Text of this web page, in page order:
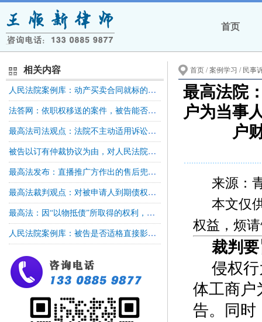
首页
相关内容
人民法院案例库：动产买卖合同就标的物所有权约定保留的，未经在中国人民银行征信中心登记，不得对抗善意第三人
法答网：依职权移送的案件，被告能否提出管辖异议？
最高法司法观点：法院不主动适用诉讼时效，但法官对是否超过诉讼时效可以进行消极释明
被告以订有仲裁协议为由，对人民法院受理公司解散纠纷案件提出异议的，人民法院不予支持
最高法发布：直播推广方作出的售后兜底、赔付承诺具有法律约束力，应当依法承担相应连带责任
最高法裁判观点：对被申请人到期债权执行过程中，向第三人发出协助执行通知书，执行措施不当，罚款决定没有法律依据
最高法：因“以物抵债”所取得的权利，在未办理产权过户登记之前，其本质仍属于债权请求权
人民法院案例库：被告是否适格直接影响受诉法院对案件行使管辖权，则应在管辖权异议阶段对该被告是否适格进行审查
首页 / 案例学习 / 民事
最高法院
户为当事
户
来源：
本文仅
权益，烦
裁判
侵权
体工商户
告。同时